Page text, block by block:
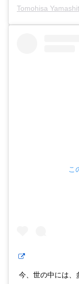
Tomohisa
こ
今、世の中には、